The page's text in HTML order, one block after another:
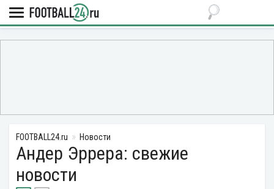
FOOTBALL24.ru Новости
Андер Эррера: свежие
новости